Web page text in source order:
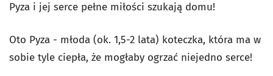
Pyza i jej serce pełne miłości szukają domu!
Oto Pyza - młoda (ok. 1,5-2 lata) koteczka, która ma w
sobie tyle ciepła, że mogłaby ogrzać niejedno serce!